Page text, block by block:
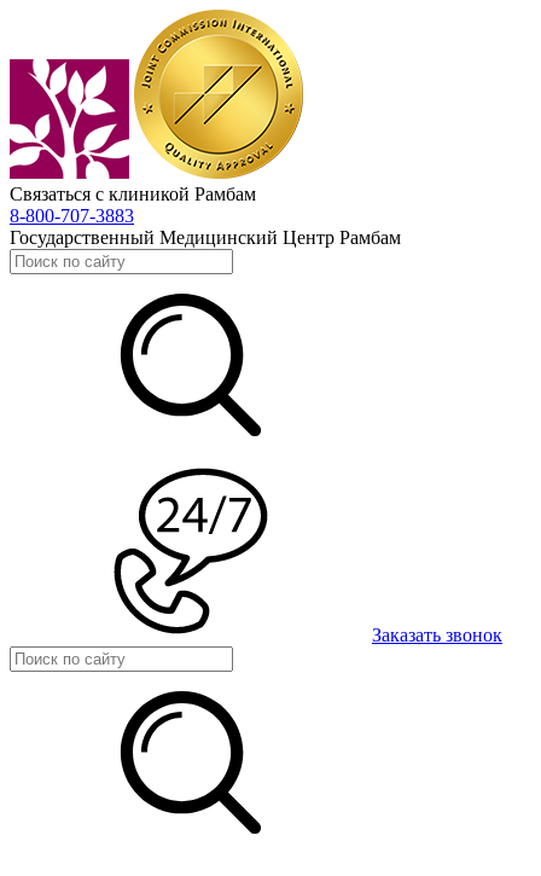
Связаться с клиникой Рамбам
8-800-707-3883
Государственный Медицинский Центр Рамбам
Заказать звонок